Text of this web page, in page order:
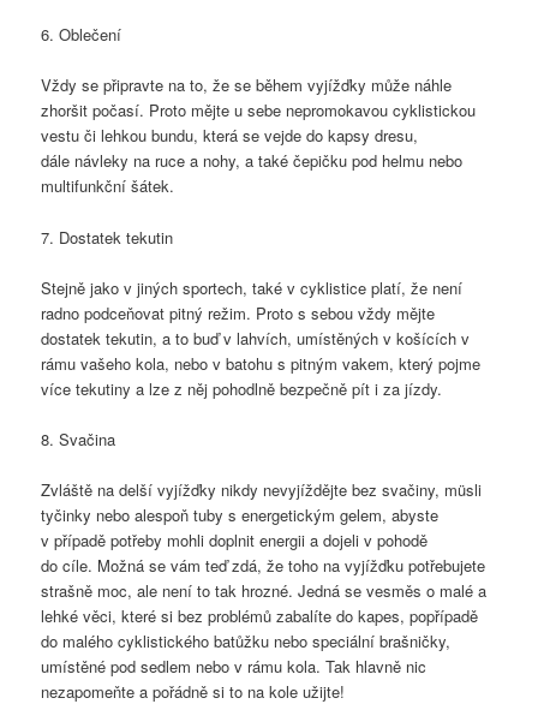
6. Oblečení
Vždy se připravte na to, že se během vyjížďky může náhle
zhoršit počasí. Proto mějte u sebe nepromokavou cyklistickou
vestu či lehkou bundu, která se vejde do kapsy dresu,
dále návleky na ruce a nohy, a také čepičku pod helmu nebo
multifunkční šátek.
7. Dostatek tekutin
Stejně jako v jiných sportech, také v cyklistice platí, že není
radno podceňovat pitný režim. Proto s sebou vždy mějte
dostatek tekutin, a to buď v lahvích, umístěných v košících v
rámu vašeho kola, nebo v batohu s pitným vakem, který pojme
více tekutiny a lze z něj pohodlně bezpečně pít i za jízdy.
8. Svačina
Zvláště na delší vyjížďky nikdy nevyjíždějte bez svačiny, müsli
tyčinky nebo alespoň tuby s energetickým gelem, abyste
v případě potřeby mohli doplnit energii a dojeli v pohodě
do cíle. Možná se vám teď zdá, že toho na vyjížďku potřebujete
strašně moc, ale není to tak hrozné. Jedná se vesměs o malé a
lehké věci, které si bez problémů zabalíte do kapes, popřípadě
do malého cyklistického batůžku nebo speciální brašničky,
umístěné pod sedlem nebo v rámu kola. Tak hlavně nic
nezapomeňte a pořádně si to na kole užijte!